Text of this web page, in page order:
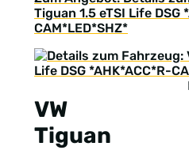
Tiguan 1.5 eTSI Life DSG
CAM*LED*SHZ*
VW
Tiguan